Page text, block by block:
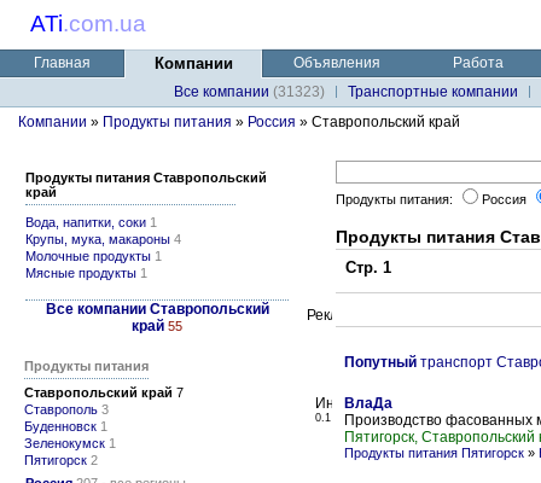
ATi.com.ua
Главная Компании Объявления
Работа
Все компании (31323)
Транспортные компании
Компании » Продукты питания » Россия » Ставропольский край
Продукты питания Ставропольский
край
Вода, напитки, соки 1
Крупы, мука, макароны 4
Молочные продукты 1
Мясные продукты 1
Все компании Ставропольский
край 55
Продукты питания
Ставропольский край 7
Ставрополь 3
Буденновск 1
Зеленокумск 1
Пятигорск 2
Продукты питания: Россия
Продукты питания
Стр. 1
Попутный транспорт
0.1
ВлаДа
Производство
Пятигорск, Ставропольский
Продукты питания Пятигорск »